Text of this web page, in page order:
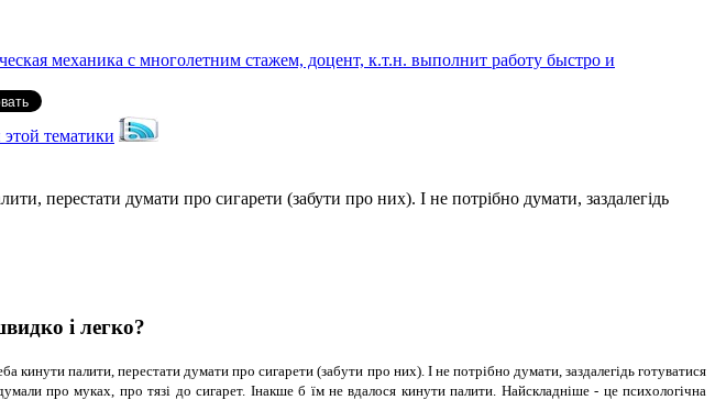
механика с многолетним стажем, доцент, к.т.н. выполнит работу быстро и
этой тематики
перестати думати про сигарети (забути про них). І не потрібно думати, заздалегідь
і легко?
кинути палити, перестати думати про сигарети (забути про них). І не потрібно думати, заздалегідь готуватися
про муках, про тязі до сигарет. Інакше б їм не вдалося кинути палити. Найскладніше - це психологічна